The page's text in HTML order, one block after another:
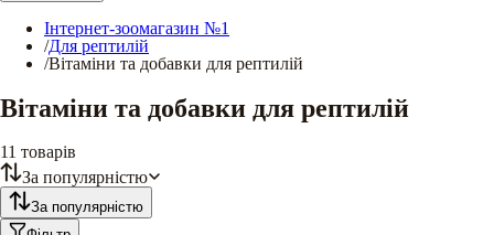
Інтернет-зоомагазин №1
/Для рептилій
/Вітаміни та добавки для рептилій
Вітаміни та добавки для рептилій
11 товарів
За популярністю
За популярністю